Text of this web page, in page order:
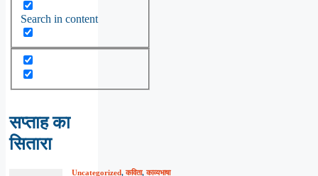
Search in content
सप्ताह का
सितारा
Uncategorized,कविता,काव्यभाषा